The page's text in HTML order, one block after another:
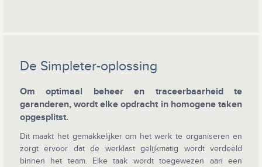
De Simpleter-oplossing
Om optimaal beheer en traceerbaarheid te
garanderen, wordt elke opdracht in homogene taken
opgesplitst.
Dit maakt het gemakkelijker om het werk te organiseren en
zorgt ervoor dat de werklast gelijkmatig wordt verdeeld
binnen het team. Elke taak wordt toegewezen aan een